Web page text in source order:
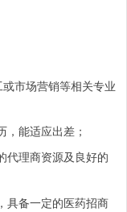
市场营销等相关专业
能适应出差；
代理商资源及良好的
具备一定的医药招商